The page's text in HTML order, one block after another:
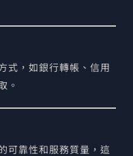
式，如銀行轉帳、信用
。
可靠性和服務質量，這